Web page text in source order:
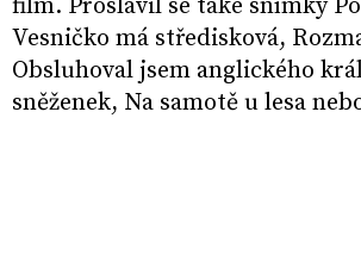
film. Proslavil se také snímky
Vesničko má středisková,
Obsluhoval jsem anglického
sněženek, Na samotě u lesa